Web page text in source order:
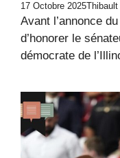
17 Octobre 2025Thibault
Avant l’annonce
d’honorer le
démocrate de